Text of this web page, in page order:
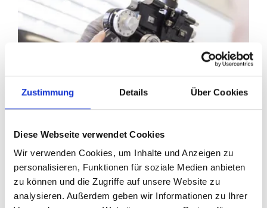
Zustimmung Details Über Cookies
Diese Webseite verwendet Cookies
Wir verwenden Cookies, um Inhalte und Anzeigen zu
personalisieren, Funktionen für soziale Medien anbieten
zu können und die Zugriffe auf unsere Website zu
analysieren. Außerdem geben wir Informationen zu Ihrer